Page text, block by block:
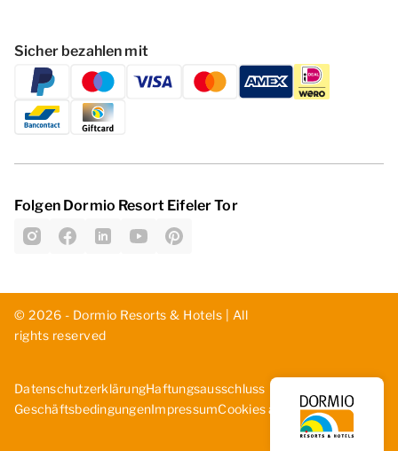
Sicher bezahlen mit
Folgen Dormio Resort Eifeler Tor
© 2026 - Dormio Resorts & Hotels | All
rights reserved
DatenschutzerklärungHaf­tun­gsa­uss­chl­uss
GeschäftsbedingungenImpressumCookies ändern